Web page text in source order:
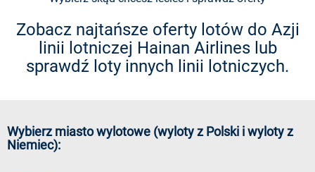
Zobacz najtańsze oferty lotów do Azji
linii lotniczej Hainan Airlines lub
sprawdź loty innych linii lotniczych.
Wybierz miasto wylotowe (wyloty z Polski i wyloty z
Niemiec):